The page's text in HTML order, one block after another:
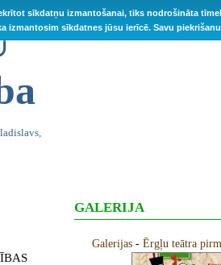
sīkdatņu izmantošanai, tiks nodrošināta
izmantosim sīkdatnes jūsu ierīcē. Savu
GALERIJA
Galerijas - Ērgļu teātra